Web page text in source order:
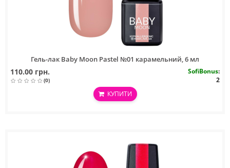
Гель-лак Baby Moon Pastel №01 карамельний, 6 мл
110.00 грн.
(0)
SofiBonus:
2
КУПИТИ